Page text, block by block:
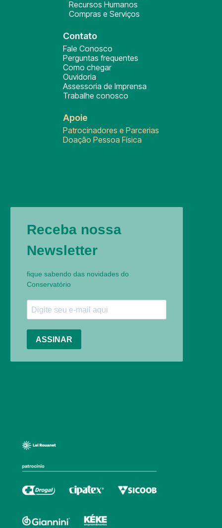
Recursos Humanos
Compras e Serviços
Contato
Fale Conosco
Perguntas frequentes
Como chegar
Ouvidoria
Assessoria de Imprensa
Trabalhe conosco
Apoie
Patrocinadores e Parcerias
Doação Pessoa Física